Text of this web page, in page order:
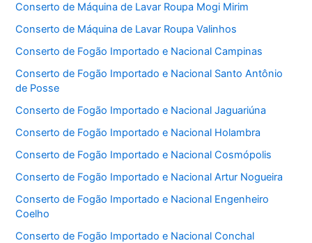
Conserto de Máquina de Lavar Roupa Mogi Mirim
Conserto de Máquina de Lavar Roupa Valinhos
Conserto de Fogão Importado e Nacional Campinas
Conserto de Fogão Importado e Nacional Santo Antônio
de Posse
Conserto de Fogão Importado e Nacional Jaguariúna
Conserto de Fogão Importado e Nacional Holambra
Conserto de Fogão Importado e Nacional Cosmópolis
Conserto de Fogão Importado e Nacional Artur Nogueira
Conserto de Fogão Importado e Nacional Engenheiro
Coelho
Conserto de Fogão Importado e Nacional Conchal